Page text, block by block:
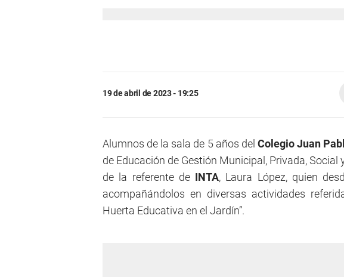
19 de abril de 2023 - 19:25
Alumnos de la sala de 5 años del Colegio Juan
de Educación de Gestión Municipal, Privada,
de la referente de INTA, Laura López, quien
acompañándolos en diversas actividades
Huerta Educativa en el Jardín”.